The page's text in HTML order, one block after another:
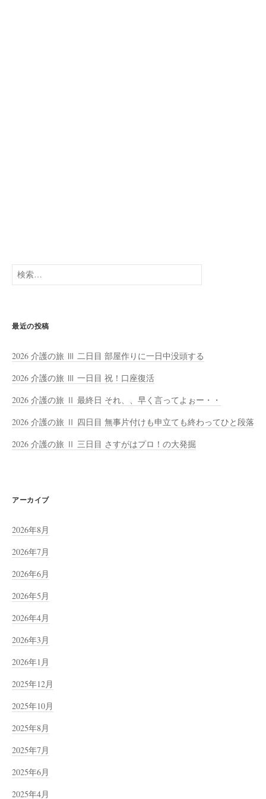
検
索:
最近の投稿
2026 介護の旅 Ⅲ 二日目 部屋作りに一日中没頭する
2026 介護の旅 Ⅲ 一日目 祝！口座復活
2026 介護の旅 Ⅱ 最終日 それ、、早く言ってよぉー・・
2026 介護の旅 Ⅱ 四日目 無事片付けも申立ても終わってひと段落
2026 介護の旅 Ⅱ 三日目 さすがはプロ！の大発掘
アーカイブ
2026年8月
2026年7月
2026年6月
2026年5月
2026年4月
2026年3月
2026年1月
2025年12月
2025年10月
2025年8月
2025年7月
2025年6月
2025年4月